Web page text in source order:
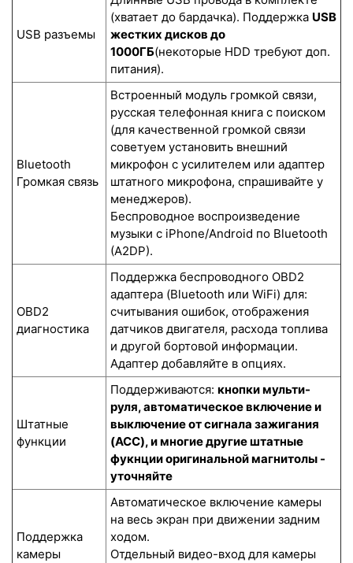
USB разъемы
(хватает до бардачка). Поддержка USB
жестких дисков до
1000ГБ(некоторые HDD требуют доп.
питания).
Bluetooth
Громкая связь
Встроенный модуль громкой связи,
русская телефонная книга с поиском
(для качественной громкой связи
советуем установить внешний
микрофон с усилителем или адаптер
штатного микрофона, спрашивайте у
менеджеров).
Беспроводное воспроизведение
музыки с iPhone/Android по Bluetooth
(A2DP).
OBD2
диагностика
Поддержка беспроводного OBD2
адаптера (Bluetooth или WiFi) для:
считывания ошибок, отображения
датчиков двигателя, расхода топлива
и другой бортовой информации.
Адаптер добавляйте в опциях.
Штатные
функции
Поддерживаются: кнопки мульти-
руля, автоматическое включение и
выключение от сигнала зажигания
(ACC), и многие другие штатные
фукнции оригинальной магнитолы -
уточняйте
Поддержка
камеры
Автоматическое включение камеры
на весь экран при движении задним
ходом.
Отдельный видео-вход для камеры